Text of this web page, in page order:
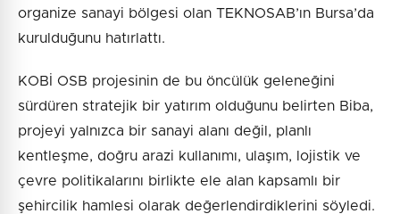
organize sanayi bölgesi olan TEKNOSAB’ın Bursa’da
kurulduğunu hatırlattı.
KOBİ OSB projesinin de bu öncülük geleneğini
sürdüren stratejik bir yatırım olduğunu belirten Biba,
projeyi yalnızca bir sanayi alanı değil, planlı
kentleşme, doğru arazi kullanımı, ulaşım, lojistik ve
çevre politikalarını birlikte ele alan kapsamlı bir
şehircilik hamlesi olarak değerlendirdiklerini söyledi.